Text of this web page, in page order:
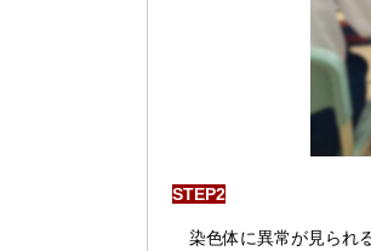
STEP2
染色体に異常が見られ